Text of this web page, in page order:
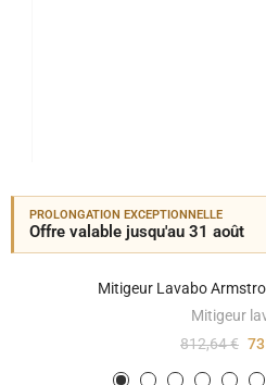
PROLONGATION EXCEPTIONNELLE
Offre valable jusqu'au 31 août
Mitigeur Lavabo
Mitigeur
812,64 €